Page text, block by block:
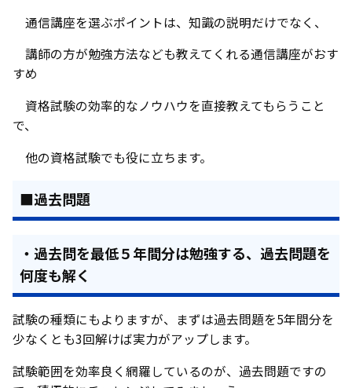
通信講座を選ぶポイントは、知識の説明だけでなく、
講師の方が勉強方法なども教えてくれる通信講座がおす
すめ
資格試験の効率的なノウハウを直接教えてもらうこと
で、
他の資格試験でも役に立ちます。
■過去問題
・過去問を最低５年間分は勉強する、過去問題を
何度も解く
試験の種類にもよりますが、まずは過去問題を5年間分を
少なくとも3回解けば実力がアップします。
試験範囲を効率良く網羅しているのが、過去問題ですの